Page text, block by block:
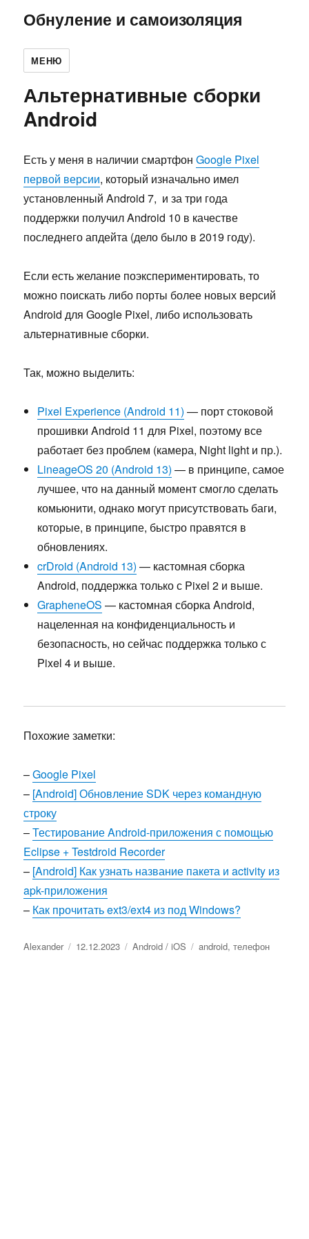
Обнуление и самоизоляция
МЕНЮ
Альтернативные сборки
Android
Есть у меня в наличии смартфонGoogle Pixel
первой версии, который изначально имел
установленный Android 7, и за три года
поддержки получил Android 10 в качестве
последнего апдейта (дело было в 2019 году).
Если есть желание поэкспериментировать, то
можно поискать либо порты более новых версий
Android для Google Pixel, либо использовать
альтернативные сборки.
Так, можно выделить:
Pixel Experience (Android 11) — порт стоковой
прошивки Android 11 для Pixel, поэтому все
работает без проблем (камера, Night light и пр.).
LineageOS 20 (Android 13) — в принципе, самое
лучшее, что на данный момент смогло сделать
комьюнити, однако могут присутствовать баги,
которые, в принципе, быстро правятся в
обновлениях.
crDroid (Android 13) — кастомная сборка
Android, поддержка только с Pixel 2 и выше.
GrapheneOS — кастомная сборка Android,
нацеленная на конфиденциальность и
безопасность, но сейчас поддержка только с
Pixel 4 и выше.
Похожие заметки:
–Google Pixel
– [Android] Обновление SDK через командную
строку
–Тестирование Android-приложения с помощью
Eclipse + Testdroid Recorder
– [Android] Как узнать название пакета и activity из
apk-приложения
– Как прочитать ext3/ext4 из под Windows?
Автор
Alexander Опубликовано
12.12.2023 Рубрики
Android / iOS Метки
android,телефон